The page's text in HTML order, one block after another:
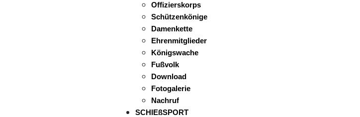
Offizierskorps
Schützenkönige
Damenkette
Ehrenmitglieder
Königswache
Fußvolk
Download
Fotogalerie
Nachruf
SCHIEßSPORT